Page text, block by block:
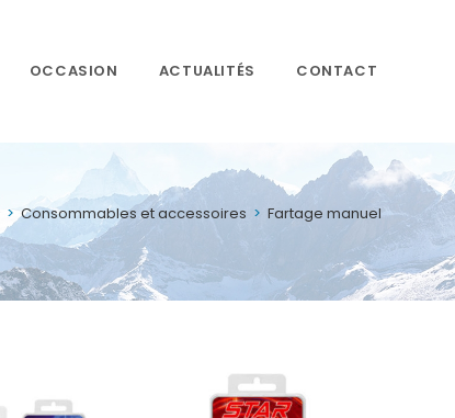
OCCASION ACTUALITÉS CONTACT
> Consommables et accessoires > Fartage manuel